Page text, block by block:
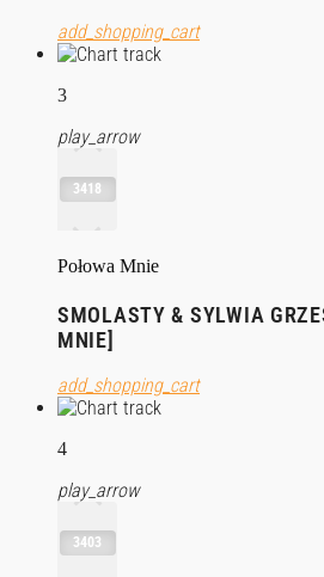
add_shopping_cart
3
play_arrow
3418
Połowa Mnie
SMOLASTY & SYLWIA
MNIE]
add_shopping_cart
4
play_arrow
3403